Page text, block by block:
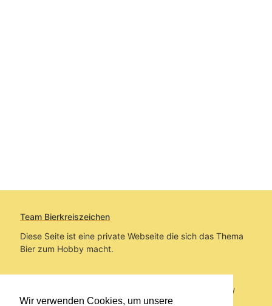
Wir verwenden Cookies, um unsere
Team Bierkreiszeichen
Diese Seite ist eine private Webseite die sich das Thema
Bier zum Hobby macht.
Sie befinden sich auf https://www.bierkreiszeichen.at/